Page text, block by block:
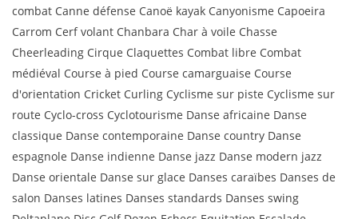
combat Canne défense Canoë kayak Canyonisme Capoeira
Carrom Cerf volant Chanbara Char à voile Chasse
Cheerleading Cirque Claquettes Combat libre Combat
médiéval Course à pied Course camarguaise Course
d'orientation Cricket Curling Cyclisme sur piste Cyclisme sur
route Cyclo-cross Cyclotourisme Danse africaine Danse
classique Danse contemporaine Danse country Danse
espagnole Danse indienne Danse jazz Danse modern jazz
Danse orientale Danse sur glace Danses caraïbes Danses de
salon Danses latines Danses standards Danses swing